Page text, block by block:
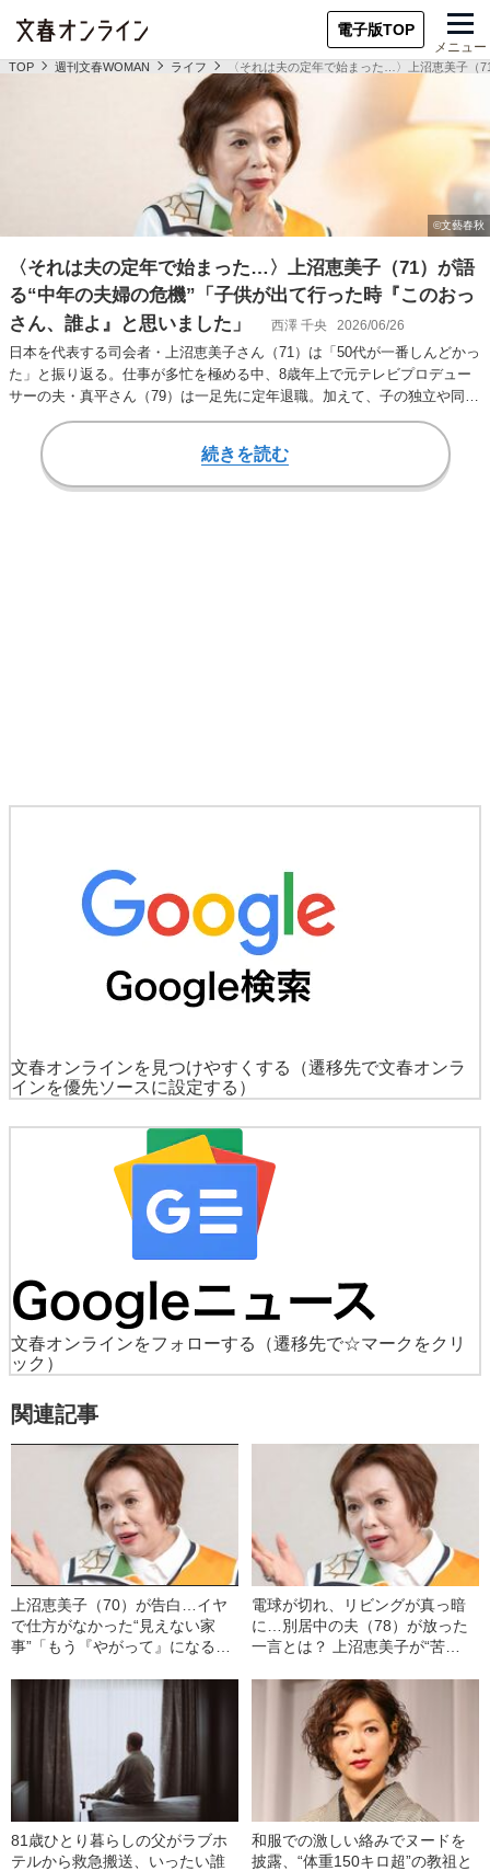
電子版TOP
メニュー
TOP 週刊文春WOMAN ライフ 〈それは夫の定年で始まった…〉上沼恵美子（
〈それは夫の定年で始まった…〉上沼恵美子（71）が語
る“中年の夫婦の危機”「子供が出て行った時『このおっ
さん、誰よ』と思いました」
西澤 千央 2026/06/26
日本を代表する司会者・上沼恵美子さん（71）は「50代が一番しんどかっ
た」と振り返る。仕事が多忙を極める中、8歳年上で元テレビプロデュー
サーの夫・真平さん（79）は一足先に定年退職。加えて、子の独立や同居
していた姑…
続きを読む
文春オンラインを見つけやすくする
（遷移先で文春オンラ
インを優先ソースに設定する）
文春オンラインをフォローする
（遷移先で☆マークをクリ
ック）
関連記事
上沼恵美子（70）が告白…イヤ
で仕方がなかった“見えない家
事”「もう『やがって』になるわ
あかんねん」
電球が切れ、リビングが真っ暗
に…別居中の夫（78）が放った
一言とは？ 上沼恵美子が“苦
あれなんなんでしょう」
81歳ひとり暮らしの父がラブホ
テルから救急搬送、いったい誰
和服での激しい絡みでヌードを
披露、“体重150キロ超”の教祖と